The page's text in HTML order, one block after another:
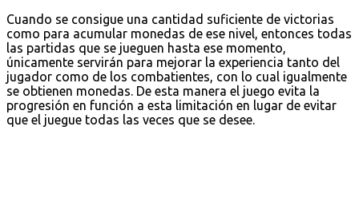
Cuando se consigue una cantidad suficiente de victorias
como para acumular monedas de ese nivel, entonces todas
las partidas que se jueguen hasta ese momento,
únicamente servirán para mejorar la experiencia tanto del
jugador como de los combatientes, con lo cual igualmente
se obtienen monedas. De esta manera el juego evita la
progresión en función a esta limitación en lugar de evitar
que el juegue todas las veces que se desee.